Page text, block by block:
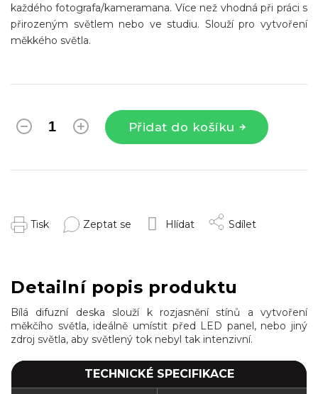
Přidat do košíku
každého fotografa/kameramana. Více než vhodná při práci s
přirozeným světlem nebo ve studiu. Slouží pro vytvoření
měkkého světla.
Tisk Zeptat se Hlídat Sdílet
Detailní popis produktu
Bílá difuzní deska slouží k rozjasnění stínů a vytvoření
měkčího světla, ideálně umístit před LED panel, nebo jiný
zdroj světla, aby světlený tok nebyl tak intenzivní.
TECHNICKÉ SPECIFIKACE